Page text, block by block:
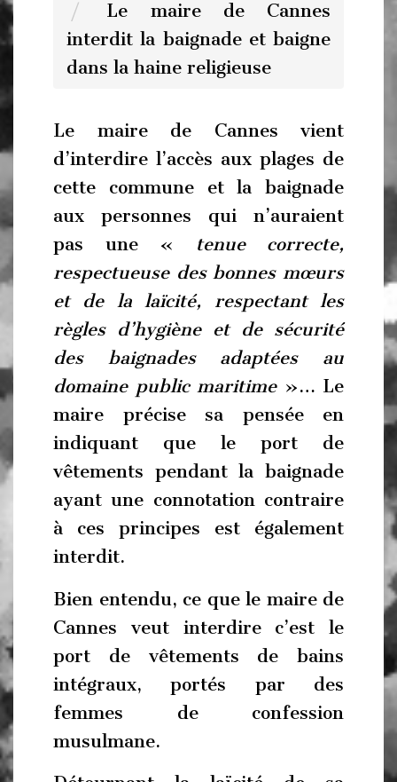
Le maire de Cannes
interdit la baignade et baigne
dans la haine religieuse
Le maire de Cannes vient
d’interdire l’accès aux plages de
cette commune et la baignade
aux personnes qui n’auraient
pas une « tenue correcte,
respectueuse des bonnes mœurs
et de la laïcité, respectant les
règles d’hygiène et de sécurité
des baignades adaptées au
domaine public maritime »… Le
maire précise sa pensée en
indiquant que le port de
vêtements pendant la baignade
ayant une connotation contraire
à ces principes est également
interdit.
Bien entendu, ce que le maire de
Cannes veut interdire c’est le
port de vêtements de bains
intégraux, portés par des
femmes de confession
musulmane.